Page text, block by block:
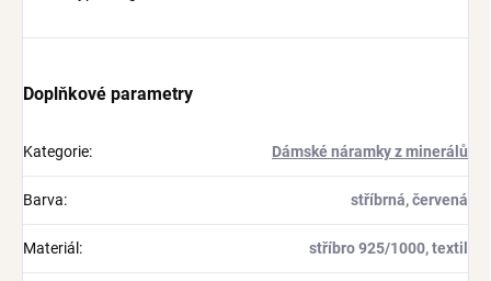
Doplňkové parametry
Kategorie: Dámské náramky z minerálů
Barva: stříbrná, červená
Materiál : stříbro 925/1000, textil